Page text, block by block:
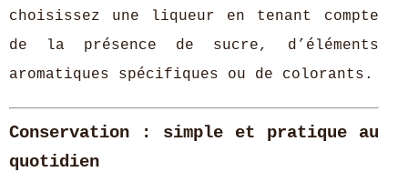
choisissez une liqueur en tenant compte
de la présence de sucre, d’éléments
aromatiques spécifiques ou de colorants.
Conservation : simple et pratique au
quotidien